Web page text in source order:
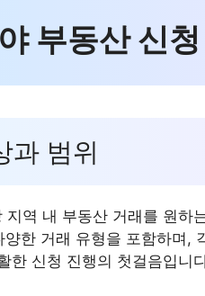
부동산 신
과 범위
지역 내 부동산 거래를 원하
한 거래 유형을 포함하며,
한 신청 진행의 첫걸음입니